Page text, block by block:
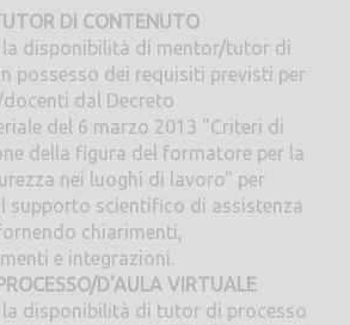
DI CONTENUTO
la disponibilità di mentor/tutor di
possesso dei requisiti previsti per
dal Decreto
del 6 marzo 2013 "Criteri di
della figura del formatore per la
nei luoghi di lavoro" per
supporto scientifico di assistenza
chiarimenti,
e integrazioni.
D'AULA VIRTUALE
disponibilità di tutor di processo